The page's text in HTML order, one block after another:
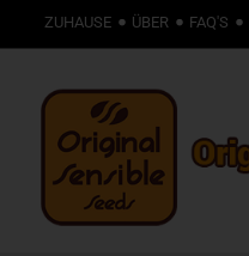
ZUHAUSE ÜBER FAQ'S